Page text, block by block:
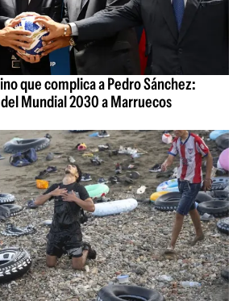
que complica a Pedro Sánchez:
Mundial 2030 a Marruecos